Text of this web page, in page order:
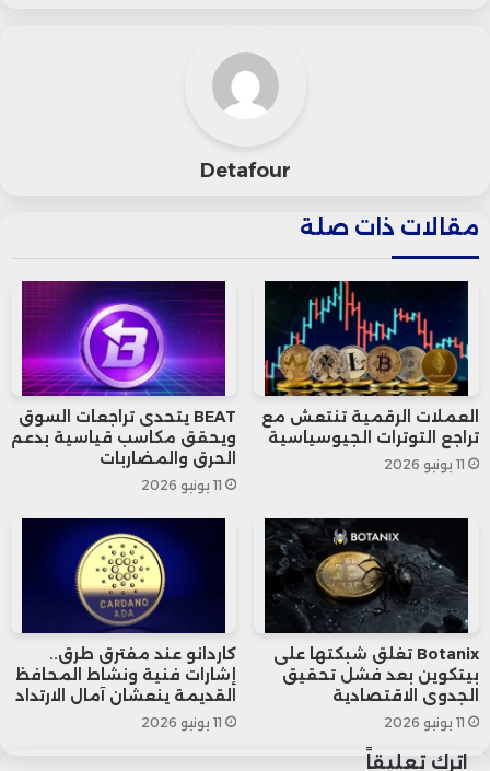
فقط ويستقر عند 119.8 ألف دولار.
أما الإيثريوم، فقد تراجع بشكل طفيف
بنسبة 0.2% ليستقر عند 2996.6 دولار،
في إشارة إلى عمليات تصحيح واسعة
النطاق بعد الارتفاعات القوية الأخيرة.
في سياق متصل، تصاعدت التوترات التجارية
مجددًا بعدما أعلن الرئيس الأمريكي دونالد
ترامب عن فرض رسوم جمركية بنسبة 30%
على واردات من الاتحاد الأوروبي والمكسيك
بدءًا من أول أغسطس، ما أثار مخاوف الأسواق
العالمية من دخول مرحلة جديدة من الحمائية
التجارية.
Detafour
مقالات ذات صلة
العملات الرقمية تنتعش مع
تراجع التوترات الجيوسياسية
11 يونيو 2026
BEAT يتحدى تراجعات السوق
ويحقق مكاسب قياسية بدعم
الحرق والمضاربات
11 يونيو 2026
Botanix تغلق شبكتها على
بيتكوين بعد فشل تحقيق
الجدوى الاقتصادية
11 يونيو 2026
كاردانو عند مفترق طرق..
إشارات فنية ونشاط المحافظ
القديمة ينعشان آمال الارتداد
11 يونيو 2026
اترك تعليقاً